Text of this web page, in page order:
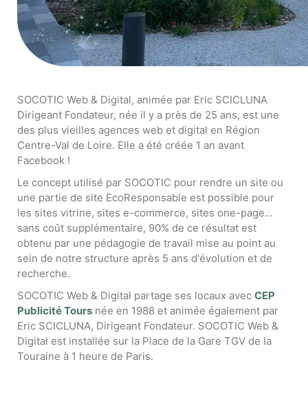
SOCOTIC Web & Digital, animée par Eric SCICLUNA
Dirigeant Fondateur, née il y a près de 25 ans, est une
des plus vieilles agences web et digital en Région
Centre-Val de Loire. Elle a été créée 1 an avant
Facebook !
Le concept utilisé par SOCOTIC pour rendre un site ou
une partie de site EcoResponsable est possible pour
les sites vitrine, sites e-commerce, sites one-page...
sans coût supplémentaire, 90% de ce résultat est
obtenu par une pédagogie de travail mise au point au
sein de notre structure après 5 ans d'évolution et de
recherche.
SOCOTIC Web & Digital partage ses locaux avec CEP
Publicité Tours née en 1988 et animée également par
Eric SCICLUNA, Dirigeant Fondateur. SOCOTIC Web &
Digital est installée sur la Place de la Gare TGV de la
Touraine à 1 heure de Paris.